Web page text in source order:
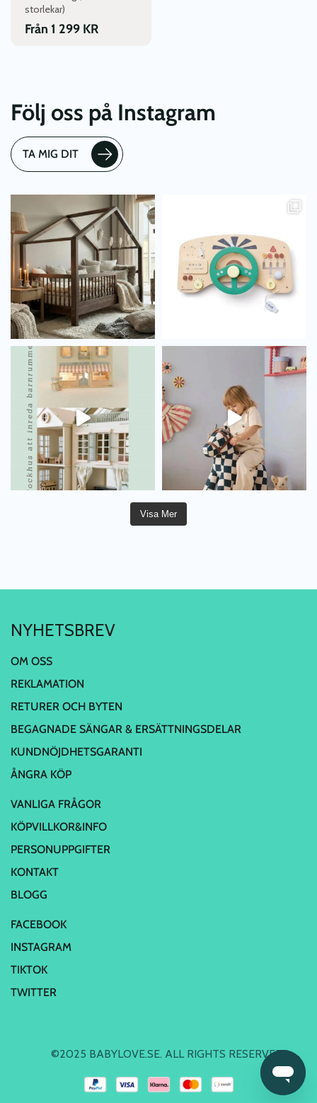
storlekar)
Från 1 299 KR
produktsidan
Följ oss på Instagram
TA MIG DIT
Visa Mer
NYHETSBREV
OM OSS
REKLAMATION
RETURER OCH BYTEN
BEGAGNADE SÄNGAR & ERSÄTTNINGSDELAR
KUNDNÖJDHETSGARANTI
ÅNGRA KÖP
VANLIGA FRÅGOR
KÖPVILLKOR&INFO
PERSONUPPGIFTER
KONTAKT
BLOGG
FACEBOOK
INSTAGRAM
TIKTOK
TWITTER
©2025 BABYLOVE.SE. ALL RIGHTS RESERVED